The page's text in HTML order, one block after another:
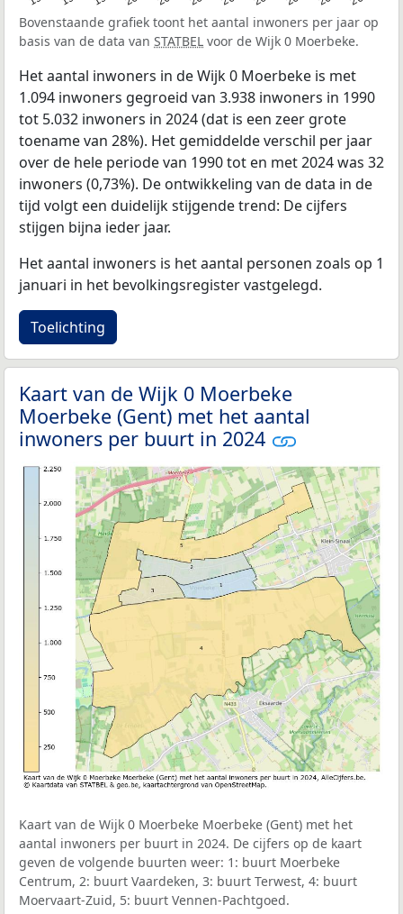
Bovenstaande grafiek toont het aantal inwoners per jaar op
basis van de data van STATBEL voor de Wijk 0 Moerbeke.
Het aantal inwoners in de Wijk 0 Moerbeke is met
1.094 inwoners gegroeid van 3.938 inwoners in 1990
tot 5.032 inwoners in 2024 (dat is een zeer grote
toename van 28%). Het gemiddelde verschil per jaar
over de hele periode van 1990 tot en met 2024 was 32
inwoners (0,73%). De ontwikkeling van de data in de
tijd volgt een duidelijk stijgende trend: De cijfers
stijgen bijna ieder jaar.
Het aantal inwoners is het aantal personen zoals op 1
januari in het bevolkingsregister vastgelegd.
Toelichting
Kaart van de Wijk 0 Moerbeke
Moerbeke (Gent) met het aantal
inwoners per buurt in 2024
Kaart van de Wijk 0 Moerbeke Moerbeke (Gent) met het
aantal inwoners per buurt in 2024. De cijfers op de kaart
geven de volgende buurten weer: 1: buurt Moerbeke
Centrum, 2: buurt Vaardeken, 3: buurt Terwest, 4: buurt
Moervaart-Zuid, 5: buurt Vennen-Pachtgoed.